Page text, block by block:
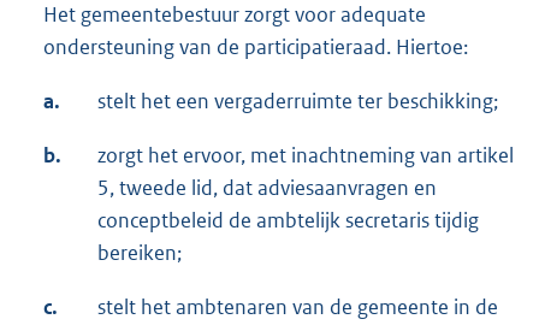
Het gemeentebestuur zorgt voor adequate
ondersteuning van de participatieraad. Hiertoe:
a. stelt het een vergaderruimte ter beschikking;
b.
zorgt het ervoor, met inachtneming van artikel
5, tweede lid, dat adviesaanvragen en
conceptbeleid de ambtelijk secretaris tijdig
bereiken;
c.
stelt het ambtenaren van de gemeente in de